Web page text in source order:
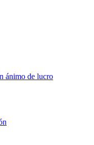
ánimo de lucro